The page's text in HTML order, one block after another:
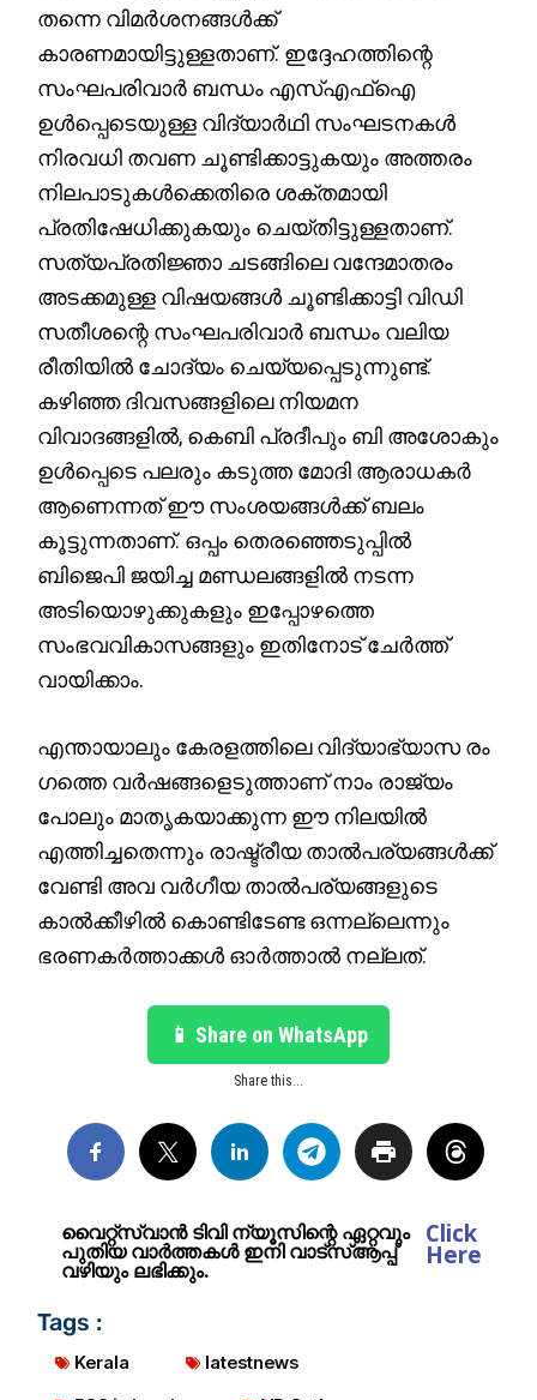
തന്നെ വിമർശനങ്ങൾക്ക്
കാരണമായിട്ടുള്ളതാണ്. ഇദ്ദേഹത്തിന്റെ
സംഘപരിവാർ ബന്ധം എസ്എഫ്ഐ
ഉൾപ്പെടെയുള്ള വിദ്യാർഥി സംഘടനകൾ
നിരവധി തവണ ചൂണ്ടിക്കാട്ടുകയും അത്തരം
നിലപാടുകൾക്കെതിരെ ശക്തമായി
പ്രതിഷേധിക്കുകയും ചെയ്തിട്ടുള്ളതാണ്.
സത്യപ്രതിജ്ഞാ ചടങ്ങിലെ വന്ദേമാതരം
അടക്കമുള്ള വിഷയങ്ങൾ ചൂണ്ടിക്കാട്ടി വിഡി
സതീശന്റെ സംഘപരിവാർ ബന്ധം വലിയ
രീതിയിൽ ചോദ്യം ചെയ്യപ്പെടുന്നുണ്ട്.
കഴിഞ്ഞ ദിവസങ്ങളിലെ നിയമന
വിവാദങ്ങളിൽ, കെബി പ്രദീപും ബി അശോകും
ഉൾപ്പെടെ പലരും കടുത്ത മോദി ആരാധകർ
ആണെന്നത് ഈ സംശയങ്ങൾക്ക് ബലം
കൂട്ടുന്നതാണ്. ഒപ്പം തെരഞ്ഞെടുപ്പിൽ
ബിജെപി ജയിച്ച മണ്ഡലങ്ങളിൽ നടന്ന
അടിയൊഴുക്കുകളും ഇപ്പോഴത്തെ
സംഭവവികാസങ്ങളും ഇതിനോട് ചേർത്ത്
വായിക്കാം.
എന്തായാലും കേരളത്തിലെ വിദ്യാഭ്യാസ രം​
ഗത്തെ വർഷങ്ങളെടുത്താണ് നാം രാജ്യം
പോലും മാതൃകയാക്കുന്ന ഈ നിലയിൽ
എത്തിച്ചതെന്നും രാഷ്ട്രീയ താൽപര്യങ്ങൾക്ക്
വേണ്ടി അവ വർ​ഗീയ താൽപര്യങ്ങളുടെ
കാൽക്കീഴിൽ കൊണ്ടിടേണ്ട ഒന്നല്ലെന്നും
ഭരണകർത്താക്കൾ ഓർത്താൽ നല്ലത്.
📱 Share on WhatsApp
Share this...
വൈറ്റ്സ്വാൻ ടിവി ന്യൂസിന്റെ ഏറ്റവും
പുതിയ വാർത്തകൾ ഇനി വാട്സ്ആപ്പ്
വഴിയും ലഭിക്കും.
Click
Here
Tags :
Kerala
latestnews